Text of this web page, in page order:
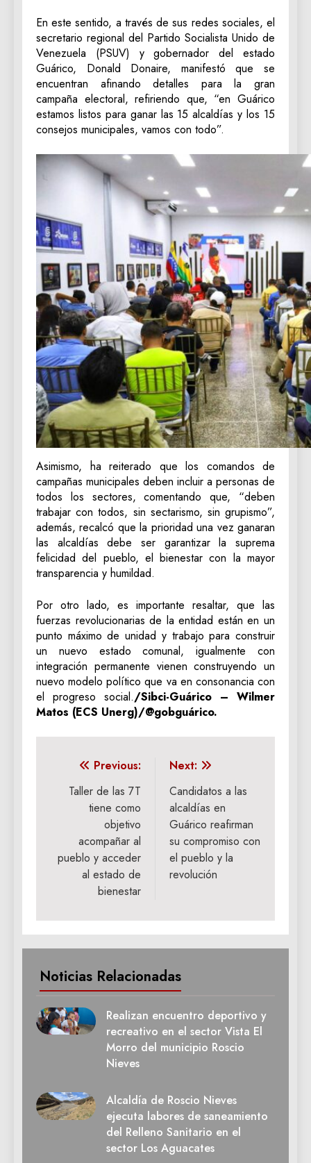
En este sentido, a través de sus redes sociales, el
secretario regional del Partido Socialista Unido de
Venezuela (PSUV) y gobernador del estado
Guárico, Donald Donaire, manifestó que se
encuentran afinando detalles para la gran
campaña electoral, refiriendo que, “en Guárico
estamos listos para ganar las 15 alcaldías y los 15
consejos municipales, vamos con todo”.
Asimismo, ha reiterado que los comandos de
campañas municipales deben incluir a personas de
todos los sectores, comentando que, “deben
trabajar con todos, sin sectarismo, sin grupismo”,
además, recalcó que la prioridad una vez ganaran
las alcaldías debe ser garantizar la suprema
felicidad del pueblo, el bienestar con la mayor
transparencia y humildad.
Por otro lado, es importante resaltar, que las
fuerzas revolucionarias de la entidad están en un
punto máximo de unidad y trabajo para construir
un nuevo estado comunal, igualmente con
integración permanente vienen construyendo un
nuevo modelo político que va en consonancia con
el progreso social./Sibci-Guárico – Wilmer
Matos (ECS Unerg)/@gobguárico.
Navegación
entradas
Previous:
Taller de las 7T
tiene como
objetivo
acompañar al
pueblo y acceder
al estado de
bienestar
Next:
‎Candidatos a las
alcaldías en
Guárico reafirman
su compromiso con
el pueblo y la
revolución
Noticias Relacionadas
Realizan encuentro deportivo y
recreativo en el sector Vista El
Morro del municipio Roscio
Nieves
Alcaldía de Roscio Nieves
ejecuta labores de saneamiento
del Relleno Sanitario en el
sector Los Aguacates